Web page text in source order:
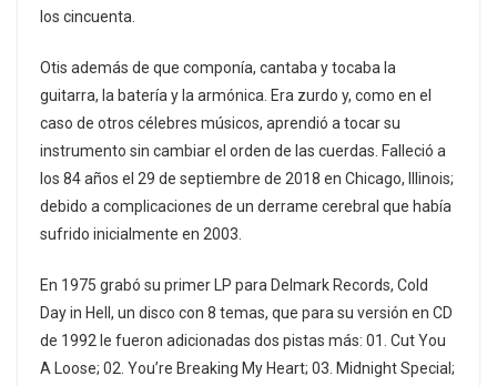
los cincuenta.
Otis además de que componía, cantaba y tocaba la
guitarra, la batería y la armónica. Era zurdo y, como en el
caso de otros célebres músicos, aprendió a tocar su
instrumento sin cambiar el orden de las cuerdas. Falleció a
los 84 años el 29 de septiembre de 2018 en Chicago, Illinois;
debido a complicaciones de un derrame cerebral que había
sufrido inicialmente en 2003.
En 1975 grabó su primer LP para Delmark Records, Cold
Day in Hell, un disco con 8 temas, que para su versión en CD
de 1992 le fueron adicionadas dos pistas más: 01. Cut You
A Loose; 02. You’re Breaking My Heart; 03. Midnight Special;